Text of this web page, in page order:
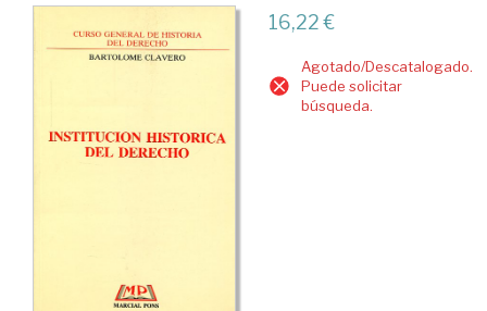
Historia
del
16,22 €
Agotado/Descatalogado.
Puede solicitar
búsqueda.